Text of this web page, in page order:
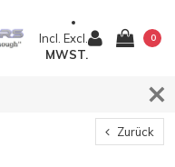
Incl. Excl.
MWST.
0
Zurück